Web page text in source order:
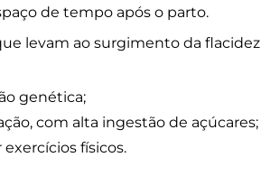
de tempo após o parto.
levam ao surgimento da flacidez
genética;
com alta ingestão de açúcares;
exercícios físicos.